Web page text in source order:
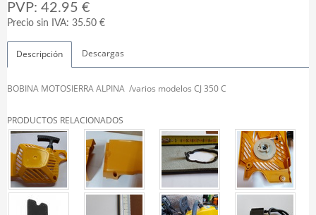
PVP: 42.95 €
Precio sin IVA: 35.50 €
Descripción Descargas
BOBINA MOTOSIERRA ALPINA /varios modelos CJ 350 C
PRODUCTOS RELACIONADOS